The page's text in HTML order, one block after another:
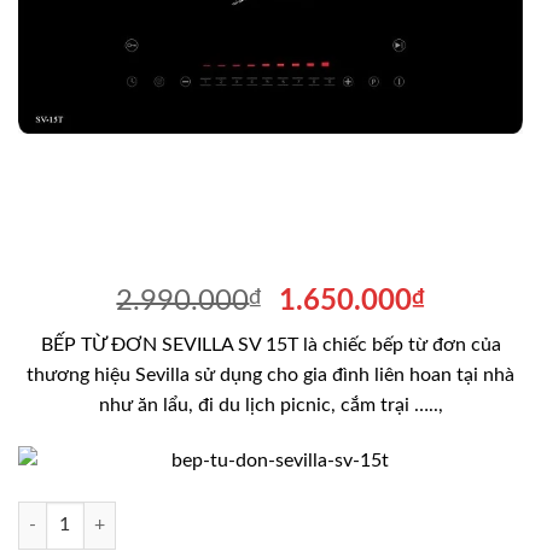
2.990.000₫
Giá
là:
2.990.000₫.
1.650.000₫Giá
tại
là:
BẾP TỪ ĐƠN SEVILLA SV 15T là chiếc bếp từ đơn của
thương hiệu Sevilla sử dụng cho gia đình liên hoan tại nhà
như ăn lẩu, đi du lịch picnic, cắm trại …..,
BẾP TỪ ĐƠN SEVILLA SV 15T số lượng